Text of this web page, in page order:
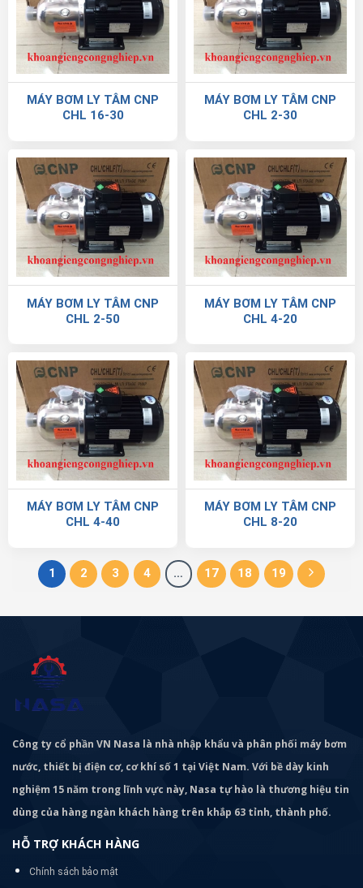
MÁY BƠM LY TÂM CNP
CHL 16-30
MÁY BƠM LY TÂM CNP
CHL 2-30
MÁY BƠM LY TÂM CNP
CHL 2-50
MÁY BƠM LY TÂM CNP
CHL 4-20
MÁY BƠM LY TÂM CNP
CHL 4-40
MÁY BƠM LY TÂM CNP
CHL 8-20
1 2 3 4 … 17 18 19
Công ty cổ phần VN Nasa là nhà nhập khẩu và phân phối máy bơm
nước, thiết bị điện cơ, cơ khí số 1 tại Việt Nam. Với bề dày kinh
nghiệm 15 năm trong lĩnh vực này, Nasa tự hào là thương hiệu tin
dùng của hàng ngàn khách hàng trên khắp 63 tỉnh, thành phố.
HỖ TRỢ KHÁCH HÀNG
Chính sách bảo mật